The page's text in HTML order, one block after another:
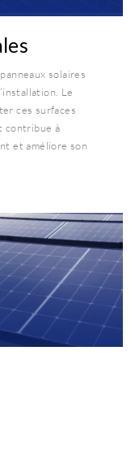
solaires
Le
ces surfaces
contribue à
et améliore son